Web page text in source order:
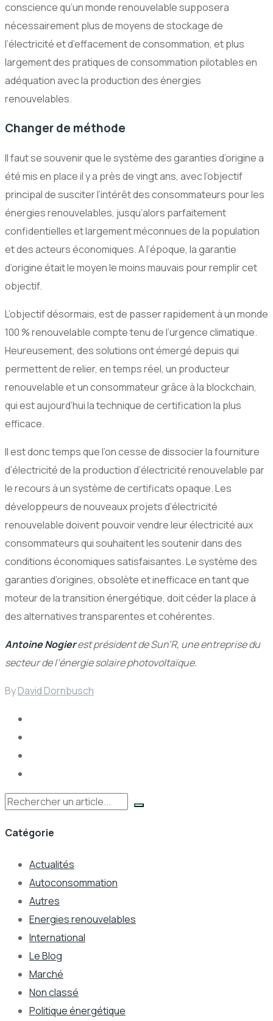
conscience qu’un monde renouvelable supposera
nécessairement plus de moyens de stockage de
l’électricité et d’effacement de consommation, et plus
largement des pratiques de consommation pilotables en
adéquation avec la production des énergies
renouvelables.
Changer de méthode
Il faut se souvenir que le système des garanties d’origine a
été mis en place il y a près de vingt ans, avec l’objectif
principal de susciter l’intérêt des consommateurs pour les
énergies renouvelables, jusqu’alors parfaitement
confidentielles et largement méconnues de la population
et des acteurs économiques. A l’époque, la garantie
d’origine était le moyen le moins mauvais pour remplir cet
objectif.
L’objectif désormais, est de passer rapidement à un monde
100 % renouvelable compte tenu de l’urgence climatique.
Heureusement, des solutions ont émergé depuis qui
permettent de relier, en temps réel, un producteur
renouvelable et un consommateur grâce à la blockchain,
qui est aujourd’hui la technique de certification la plus
efficace.
Il est donc temps que l’on cesse de dissocier la fourniture
d’électricité de la production d’électricité renouvelable par
le recours à un système de certificats opaque. Les
développeurs de nouveaux projets d’électricité
renouvelable doivent pouvoir vendre leur électricité aux
consommateurs qui souhaitent les soutenir dans des
conditions économiques satisfaisantes. Le système des
garanties d’origines, obsolète et inefficace en tant que
moteur de la transition énergétique, doit céder la place à
des alternatives transparentes et cohérentes.
Antoine Nogierest président de Sun’R, une entreprise du
secteur de l’énergie solaire photovoltaïque.
ByDavid Dornbusch
Rechercher
Catégorie
Actualités
Autoconsommation
Autres
Energies renouvelables
International
Le Blog
Marché
Non classé
Politique énergétique